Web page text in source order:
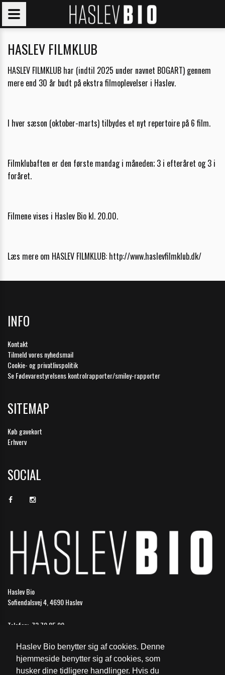
Haslev Bio benytter sig af cookies. Denne
hjemmeside benytter sig af cookies, som
husker dine tidligere handlinger. Hvis du
HASLEV FILMKLUB
HASLEV FILMKLUB har (indtil 2025 under navnet BOGART) gennem
mere end 30 år budt på ekstra filmoplevelser i Haslev.
I hver sæson (oktober-marts) tilbydes et nyt repertoire på 6 film.
Filmklubaften er den første mandag i måneden; 3 i efteråret og 3 i
foråret.
Filmene vises i Haslev Bio kl. 20.00.
Læs mere om HASLEV FILMKLUB: http://www.haslevfilmklub.dk/
INFO
Kontakt
Tilmeld vores nyhedsmail
Cookie- og privatlivspolitik
Se Fødevarestyrelsens kontrolrapporter/smiley-rapporter
SITEMAP
Køb gavekort
Erhverv
SOCIAL
Haslev Bio
Sofiendalsvej 4, 4690 Haslev
Telefon: 73 70 85 99
Åbningstider